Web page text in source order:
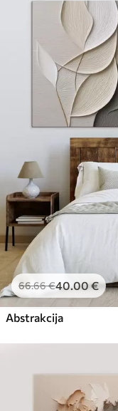
66.66€40.00€
Abstrakcija